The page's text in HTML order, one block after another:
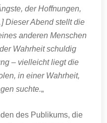
der Hoffnungen,
Dieser Abend stellt die
anderen Menschen
Wahrheit schuldig
– vielleicht liegt die
in einer Wahrheit,
suchte.„
des Publikums, die